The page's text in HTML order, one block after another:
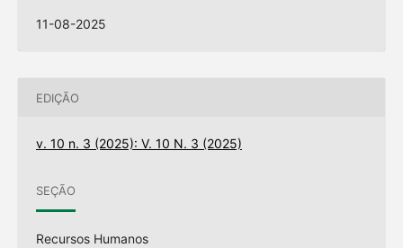
11-08-2025
EDIÇÃO
v. 10 n. 3 (2025): V. 10 N. 3 (2025)
SEÇÃO
Recursos Humanos